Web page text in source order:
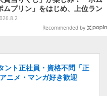
ムプリン」をはじめ、上位ラン
インが登場するスペシャル企画
Recommended by
ント正社員・資格不問「正
ニメ・マンガ好き歓迎